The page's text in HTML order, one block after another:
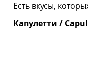
Есть вкусы,
Капулетти /